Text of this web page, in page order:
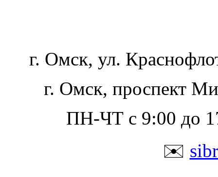
г. Омск, ул.
г. Омск, проспект
ПН-ЧТ с 9:00 до
✉️